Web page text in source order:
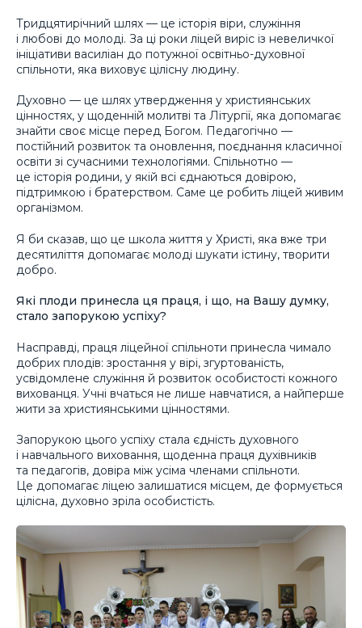
Тридцятирічний шлях — це історія віри, служіння
і любові до молоді. За ці роки ліцей виріс із невеличкої
ініціативи василіан до потужної освітньо-духовної
спільноти, яка виховує цілісну людину.
Духовно — це шлях утвердження у християнських
цінностях, у щоденній молитві та Літургії, яка допомагає
знайти своє місце перед Богом. Педагогічно —
постійний розвиток та оновлення, поєднання класичної
освіти зі сучасними технологіями. Спільнотно —
це історія родини, у якій всі єднаються довірою,
підтримкою і братерством. Саме це робить ліцей живим
організмом.
Я би сказав, що це школа життя у Христі, яка вже три
десятиліття допомагає молоді шукати істину, творити
добро.
Які плоди принесла ця праця, і що, на Вашу думку,
стало запорукою успіху?
Насправді, праця ліцейної спільноти принесла чимало
добрих плодів: зростання у вірі, згуртованість,
усвідомлене служіння й розвиток особистості кожного
вихованця. Учні вчаться не лише навчатися, а найперше
жити за християнськими цінностями.
Запорукою цього успіху стала єдність духовного
і навчального виховання, щоденна праця духівників
та педагогів, довіра між усіма членами спільноти.
Це допомагає ліцею залишатися місцем, де формується
цілісна, духовно зріла особистість.